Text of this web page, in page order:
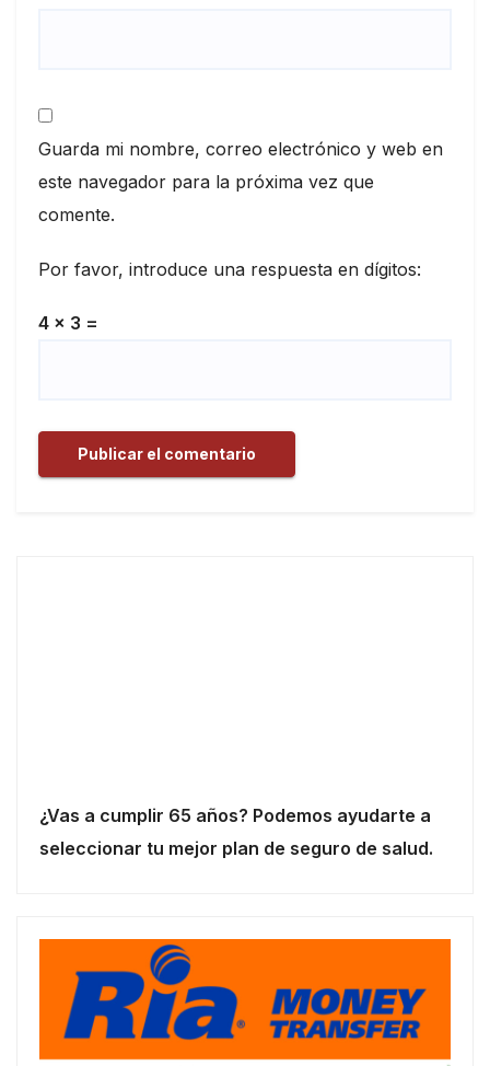
Guarda mi nombre, correo electrónico y web en
este navegador para la próxima vez que
comente.
Por favor, introduce una respuesta en dígitos:
4 × 3 =
¿Vas a cumplir 65 años? Podemos ayudarte a
seleccionar tu mejor plan de seguro de salud.